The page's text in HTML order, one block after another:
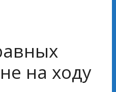
на ходу